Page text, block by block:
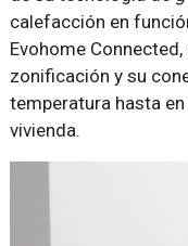
calefacción en
Evohome
zonificación y su
temperatura hasta
vivienda.